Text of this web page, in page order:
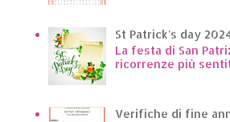
St Patrick's day
La festa di San
ricorrenze più
Verifiche di fine